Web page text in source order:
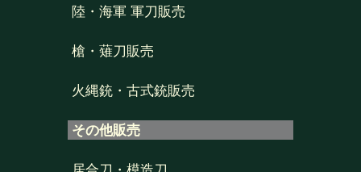
陸・海軍 軍刀販売
槍・薙刀販売
火縄銃・古式銃販売
その他販売